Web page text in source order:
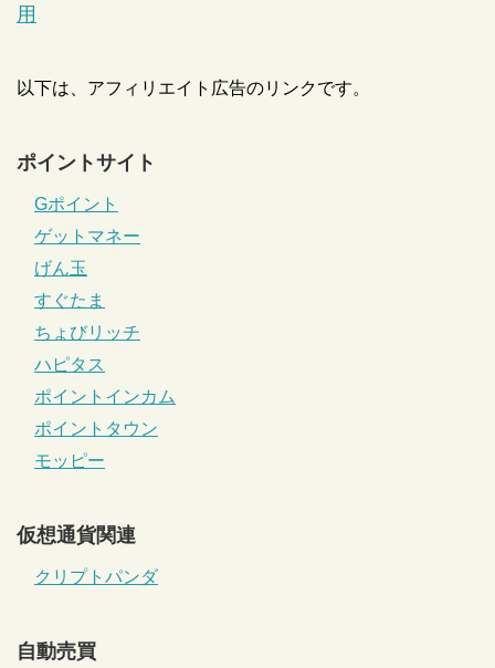
用
以下は、アフィリエイト広告のリンクです。
ポイントサイト
Gポイント
ゲットマネー
げん玉
すぐたま
ちょびリッチ
ハピタス
ポイントインカム
ポイントタウン
モッピー
仮想通貨関連
クリプトパンダ
自動売買